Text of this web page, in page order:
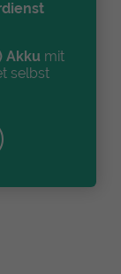
Akku mit
selbst